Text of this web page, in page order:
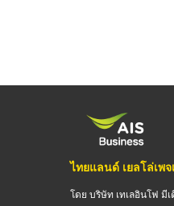
ไทยแลนด์ เยลโล่เพจ
โดย บริษัท เทเลอินโฟ มี